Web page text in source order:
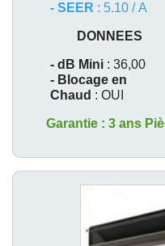
- SEER : 5.10 / A
DONNEES
- dB Mini : 36,00
- Blocage en
Chaud : OUI
Garantie : 3 ans